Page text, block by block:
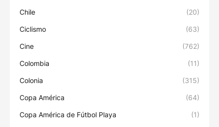
Chile (20)
Ciclismo (63)
Cine (762)
Colombia (11)
Colonia (315)
Copa América (64)
Copa América de Fútbol Playa (1)